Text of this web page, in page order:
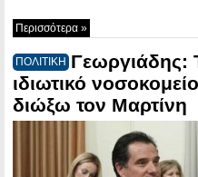
Περισσότερα »
ΠΟΛΙΤΙΚΗ Γεωργιάδης:
ιδιωτικό
διώξω τον Μαρτίνη